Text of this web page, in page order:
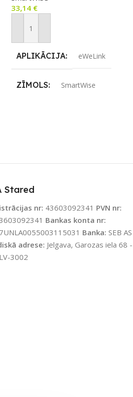
33,14 €
Pievienot Grozam
APLIKĀCIJA eWeLink
ZĪMOLS SmartWise
SKAITS
Stared
nr: 43603092341 PVN nr:
Bankas konta nr:
Banka: SEB AS
adrese: Jelgava, Garozas iela 68 -
3002